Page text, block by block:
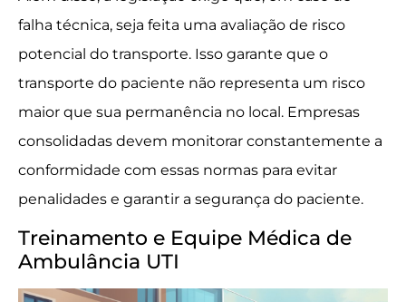
falha técnica, seja feita uma avaliação de risco
potencial do transporte. Isso garante que o
transporte do paciente não representa um risco
maior que sua permanência no local. Empresas
consolidadas devem monitorar constantemente a
conformidade com essas normas para evitar
penalidades e garantir a segurança do paciente.
Treinamento e Equipe Médica de
Ambulância UTI